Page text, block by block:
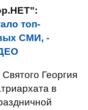
топ-
СМИ, -
Георгия
в